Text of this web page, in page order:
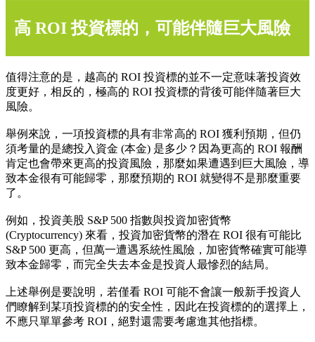
高 ROI 投資標的，可能伴隨巨大風險
值得注意的是，越高的 ROI 投資標的並不一定意味著投資效
度更好，相反的，極高的 ROI 投資標的背後可能伴隨著巨大
風險。
舉例來說，一項投資標的具有非常高的 ROI 獲利預期，但仍
須考量的是總投入資金 (本金) 是多少？因為更高的 ROI 報酬
肯定也會帶來更高的投資風險，那麼如果遭遇到巨大風險，導
致本金很有可能歸零，那麼預期的 ROI 就變得不是那麼重要
了。
例如，投資美股 S&P 500 指數與投資加密貨幣
(Cryptocurrency) 來看，投資加密貨幣的潛在 ROI 很有可能比
S&P 500 更高，但萬一遭遇系統性風險，加密貨幣確實可能導
致本金歸零，而完全失去本金是投資人最慘烈的結局。
上述舉例是要說明，若僅看 ROI 可能不會讓一般新手投資人
們瞭解到某項投資標的的安全性，因此在投資標的的選擇上，
不應只單單參考 ROI，絕對還需要考慮進其他指標。